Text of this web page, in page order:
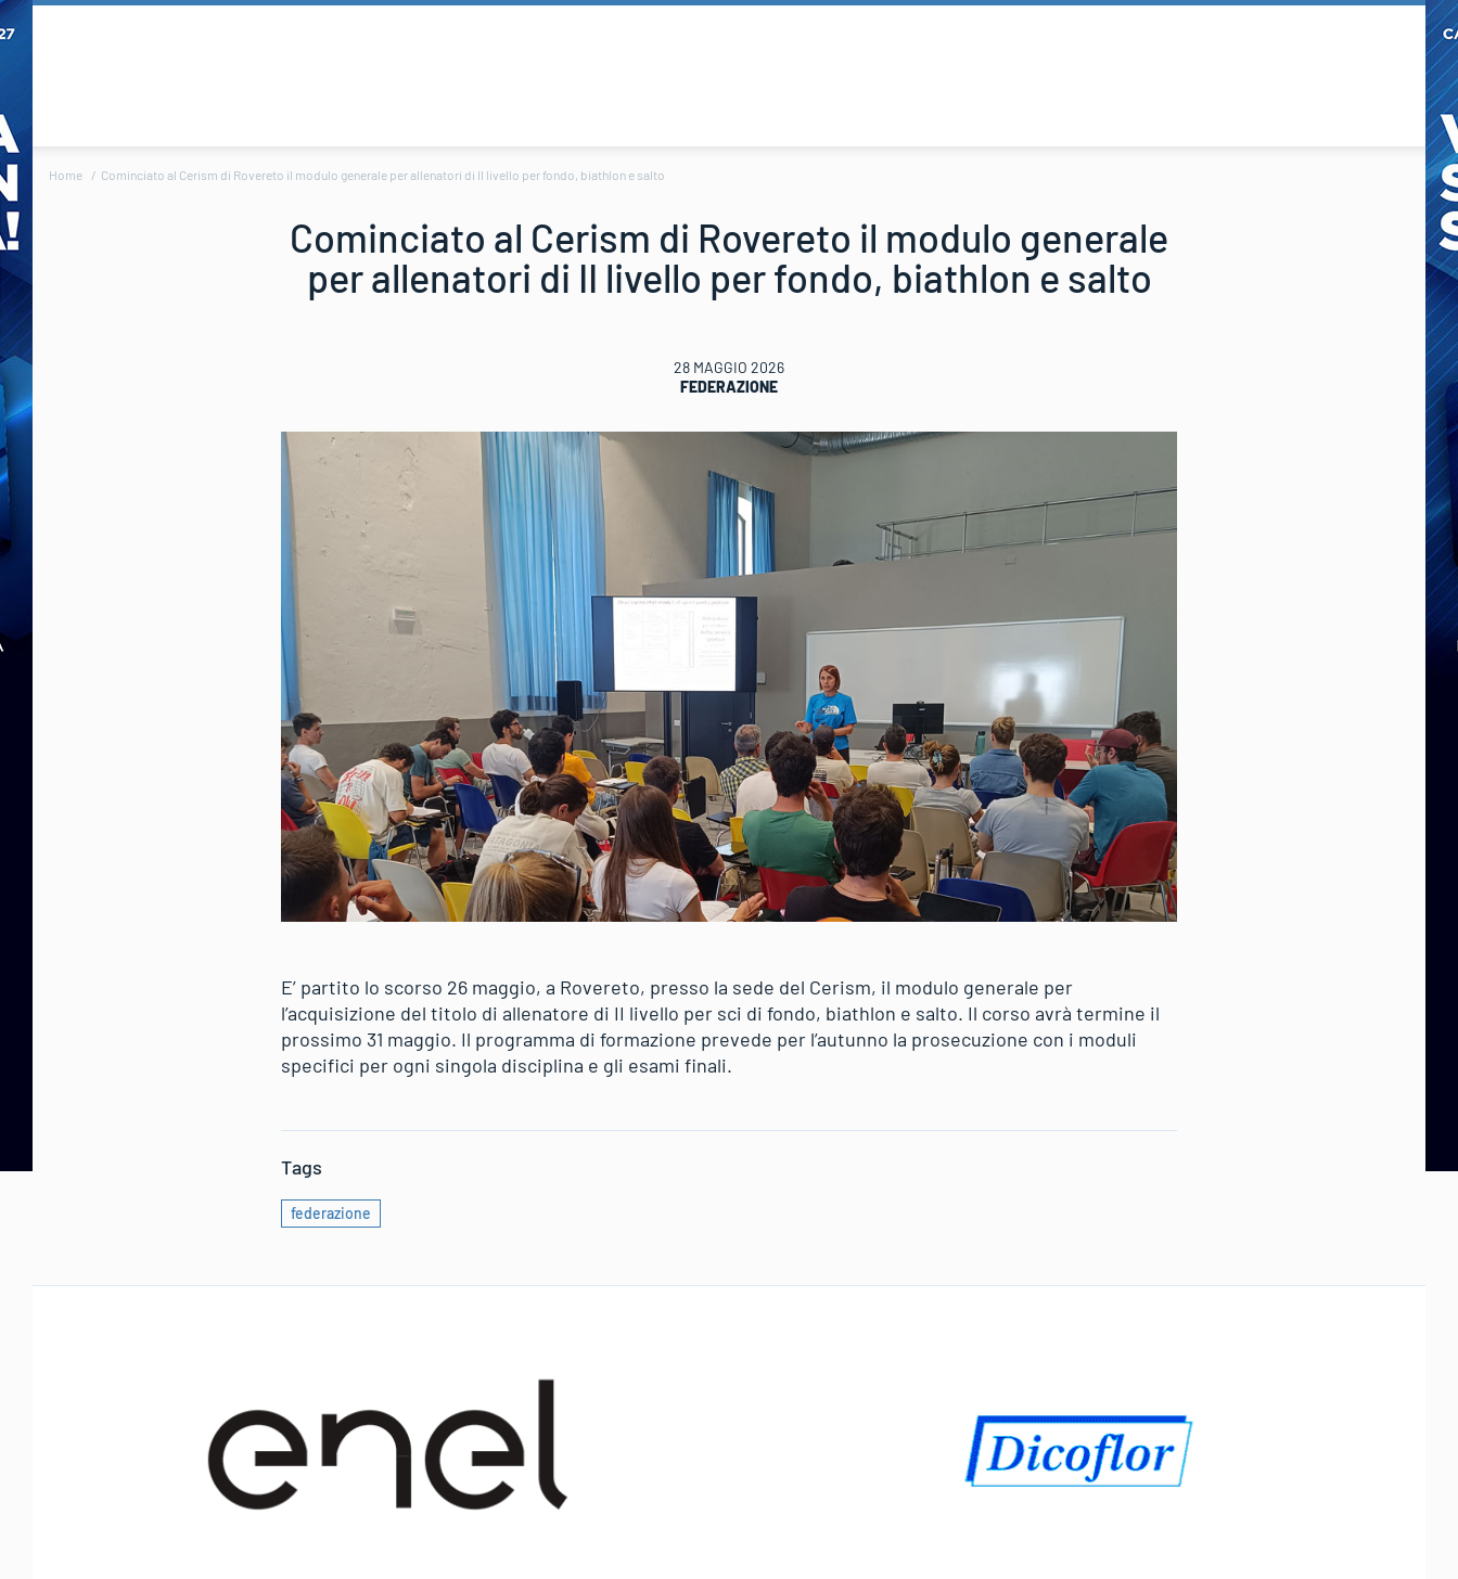
Home Cominciato al Cerism di Rovereto il modulo generale per allenatori di II livello per fondo, biathlon e salto
Cominciato al Cerism di Rovereto il modulo generale
per allenatori di II livello per fondo, biathlon e salto
28 MAGGIO 2026
FEDERAZIONE
E’ partito lo scorso 26 maggio, a Rovereto, presso la sede del Cerism, il modulo generale per
l’acquisizione del titolo di allenatore di II livello per sci di fondo, biathlon e salto. Il corso avrà termine il
prossimo 31 maggio. Il programma di formazione prevede per l’autunno la prosecuzione con i moduli
specifici per ogni singola disciplina e gli esami finali.
Tags
federazione